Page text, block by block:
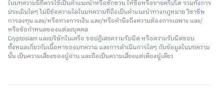
ในบทความนี้ที่ควรใช้เป็นคำแนะนำหรือชักชวน ให้ซื้อหรือขายคริปโต รวมทั้งการ
ประเมินใดๆ ไม่มีข้อความใดในบทความที่ถือเป็นคำแนะนำทางกฎหมาย วิชาชีพ
การลงทุน และ/หรือทางการเงิน และ/หรือคำนึงถึงความต้องการเฉพาะ และ/
หรือข้อกำหนดของแต่ละบุคคล
Cryptosiam และบริษัทในเครือ ขอปฏิเสธความรับผิด หรือความรับผิดชอบ
ทั้งหมดเกี่ยวกับเนื้อหาของบทความ และการดำเนินการใดๆ กับข้อมูลในบทความ
นั้น เป็นความเสี่ยงของผู้อ่าน และถือเป็นความเสี่ยงแต่เพียงผู้เดียว